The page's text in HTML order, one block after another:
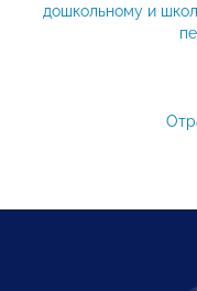
дошкольному и